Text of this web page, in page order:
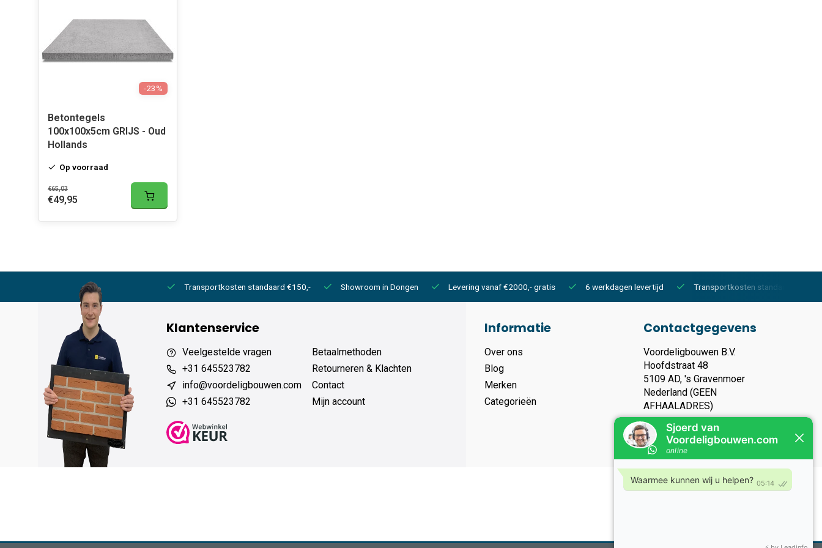
-23%
Betontegels
100x100x5cm GRIJS - Oud
Hollands
Op voorraad
€65,03
€49,95
6 werkdagen levertijd Transportkosten standaard €150,- Showroom in Dongen Levering vanaf €2000,- gratis 6 werkdagen levertijd Transportkosten standaard €150,-
Klantenservice
Veelgestelde vragen
+31 645523782
info@voordeligbouwen.com
+31 645523782
Betaalmethoden
Retourneren & Klachten
Contact
Mijn account
Informatie
Over ons
Blog
Merken
Categorieën
Contactgegevens
Voordeligbouwen B.V.
Hoofdstraat 48
5109 AD, 's Gravenmoer
Nederland (GEEN
AFHAALADRES)
KVK nummer: 93119135
Btw nummer: NL866283006B01